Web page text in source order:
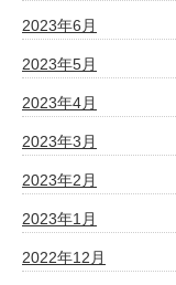
2023年6月
2023年5月
2023年4月
2023年3月
2023年2月
2023年1月
2022年12月